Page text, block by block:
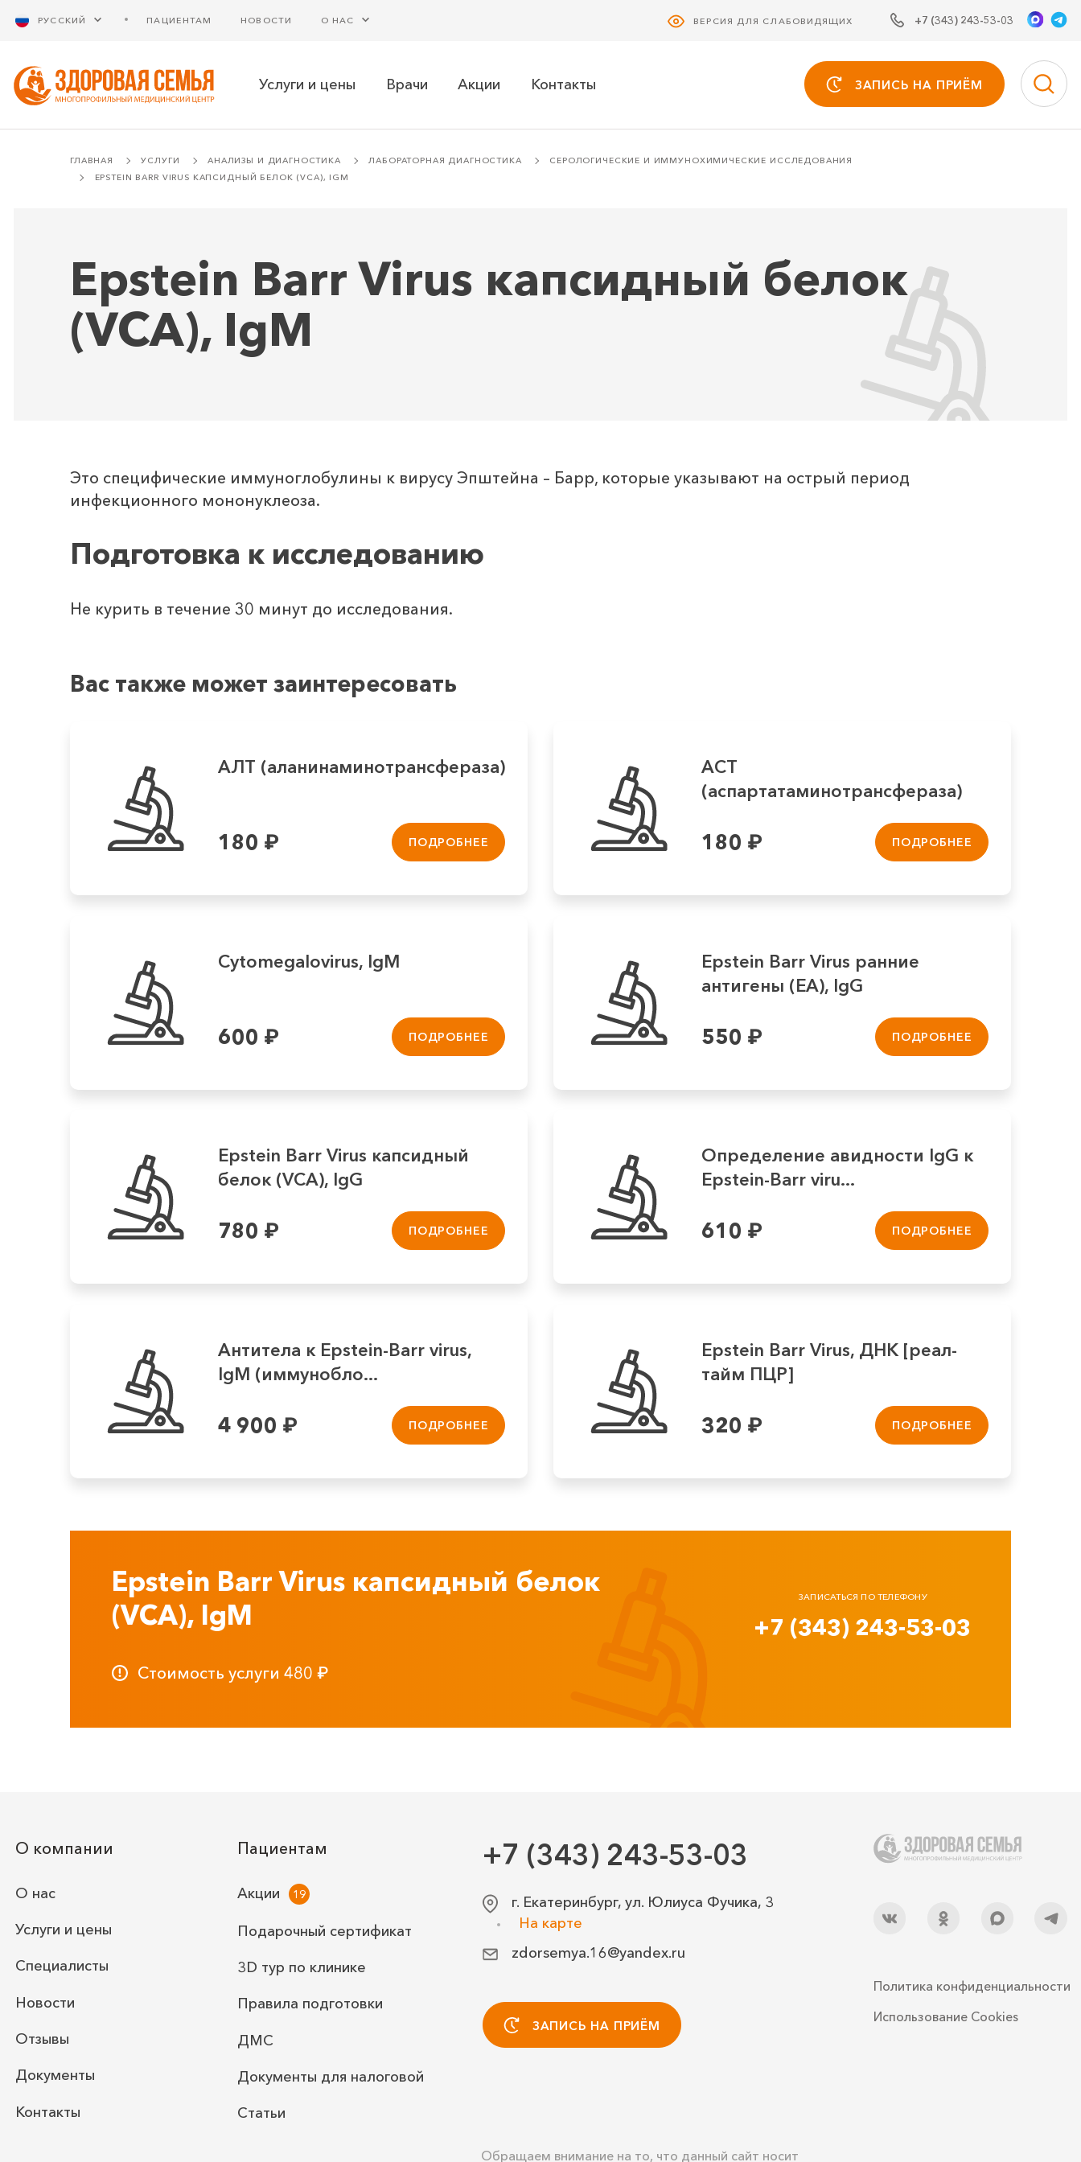
РУССКИЙ ПАЦИЕНТАМ НОВОСТИ О НАС ВЕРСИЯ ДЛЯ СЛАБОВИДЯЩИХ +7 (343) 243-53-03
Услуги и цены Врачи Акции Контакты ЗАПИСЬ НА ПРИЁМ
ГЛАВНАЯ УСЛУГИ АНАЛИЗЫ И ДИАГНОСТИКА ЛАБОРАТОРНАЯ ДИАГНОСТИКА
СЕРОЛОГИЧЕСКИЕ И ИММУНОХИМИЧЕСКИЕ ИССЛЕДОВАНИЯ
EPSTEIN BARR VIRUS КАПСИДНЫЙ БЕЛОК (VCA), IGM
Epstein Barr Virus капсидный белок
(VCA), IgM
Это специфические иммуноглобулины к вирусу Эпштейна – Барр, которые указывают на острый период
инфекционного мононуклеоза.
Подготовка к исследованию
Не курить в течение 30 минут до исследования.
Вас также может заинтересовать
АЛТ (аланинаминотрансфераза)
180 ₽ ПОДРОБНЕЕ
АСТ
(аспартатаминотрансфераза)
180 ₽ ПОДРОБНЕЕ
Cytomegalovirus, IgM
600 ₽ ПОДРОБНЕЕ
Epstein Barr Virus ранние
антигены (EA), IgG
550 ₽ ПОДРОБНЕЕ
Epstein Barr Virus капсидный
белок (VCA), IgG
780 ₽ ПОДРОБНЕЕ
Определение авидности IgG к
Epstein-Barr viru...
610 ₽ ПОДРОБНЕЕ
Антитела к Epstein-Barr virus,
IgM (иммунобло...
4 900 ₽ ПОДРОБНЕЕ
Epstein Barr Virus, ДНК [реал-
тайм ПЦР]
320 ₽ ПОДРОБНЕЕ
Epstein Barr Virus капсидный белок
(VCA), IgM
Стоимость услуги 480 ₽
ЗАПИСАТЬСЯ ПО ТЕЛЕФОНУ
+7 (343) 243-53-03
+7 (343) 243-53-03
г. Екатеринбург, ул. Юлиуса Фучика, 3
На карте
zdorsemya.16@yandex.ru
ЗАПИСЬ НА ПРИЁМ
О компании
О нас
Услуги и цены
Специалисты
Новости
Отзывы
Документы
Контакты
Пациентам
Акции
Подарочный сертификат
3D тур по клинике
Правила подготовки
ДМС
Документы для налоговой
Статьи
Политика конфиденциальности
Использование Cookies
Обращаем внимание на то, что данный сайт носит